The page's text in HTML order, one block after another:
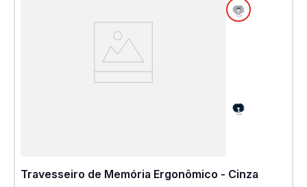
Travesseiro de Memória Ergonômico - Cinza